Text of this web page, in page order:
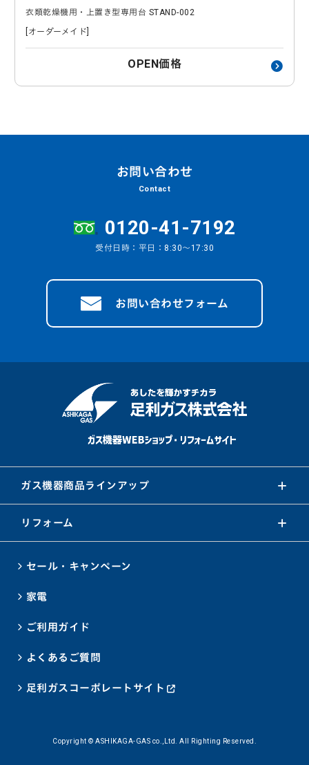
衣類乾燥機用・上置き型専用台 STAND-002
[オーダーメイド]
OPEN価格
お問い合わせ
Contact
0120-41-7192
受付日時：平日：8:30～17:30
お問い合わせフォーム
ガス機器商品ラインアップ
リフォーム
セール・キャンペーン
家電
ご利用ガイド
よくあるご質問
足利ガスコーポレートサイト
Copyright © ASHIKAGA-GAS co.,Ltd. All Righting Reserved.